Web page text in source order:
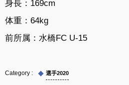
身長：169cm
体重：64kg
前所属： 水橋FC U-15
選手2020